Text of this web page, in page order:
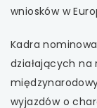
wniosków w
Kadra
działających
wyjazdów o